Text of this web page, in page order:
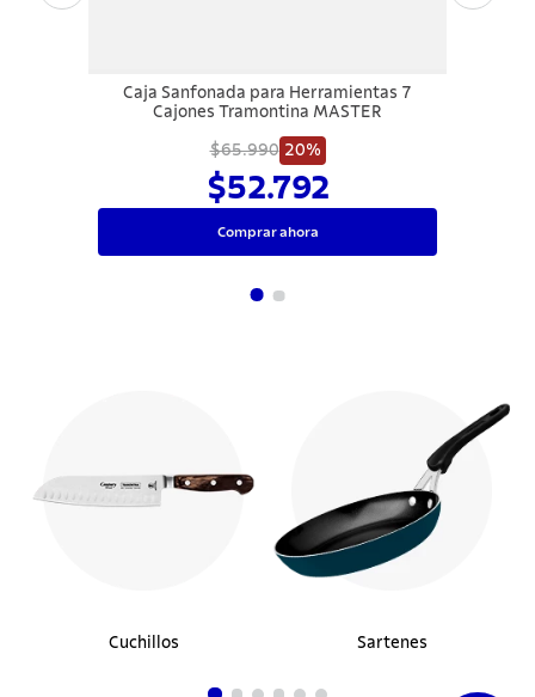
Caja Sanfonada para Herramientas 7
Cajones Tramontina MASTER
$65.990 20%
$52.792
Comprar ahora
Cuchillos Sartenes